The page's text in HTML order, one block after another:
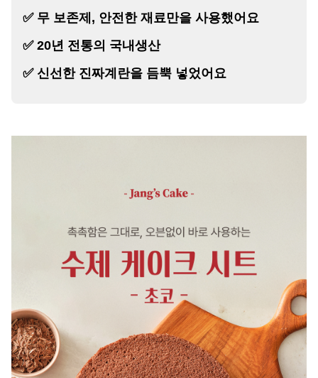
✅ 무 보존제, 안전한 재료만을 사용했어요
✅ 20년 전통의 국내생산
✅ 신선한 진짜계란을 듬뿍 넣었어요